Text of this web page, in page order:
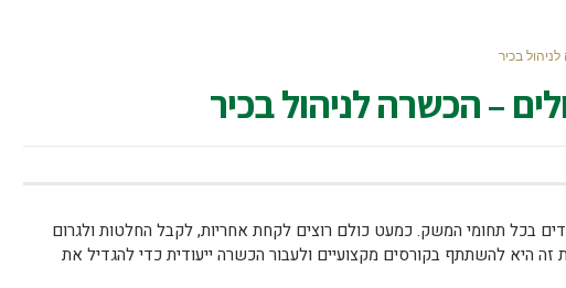
בכיר
– הכשרה לניהול בכיר
בכל תחומי המשק. כמעט כולם רוצים לקחת אחריות, לקבל החלטות ולגרום
היא להשתתף בקורסים מקצועיים ולעבור הכשרה ייעודית כדי להגדיל את